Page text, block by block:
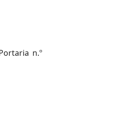
n.º